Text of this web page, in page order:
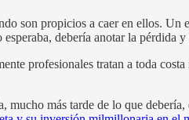
son propicios a caer en ellos.
debería anotar la pérdida y
profesionales tratan a toda
mucho más tarde de lo que